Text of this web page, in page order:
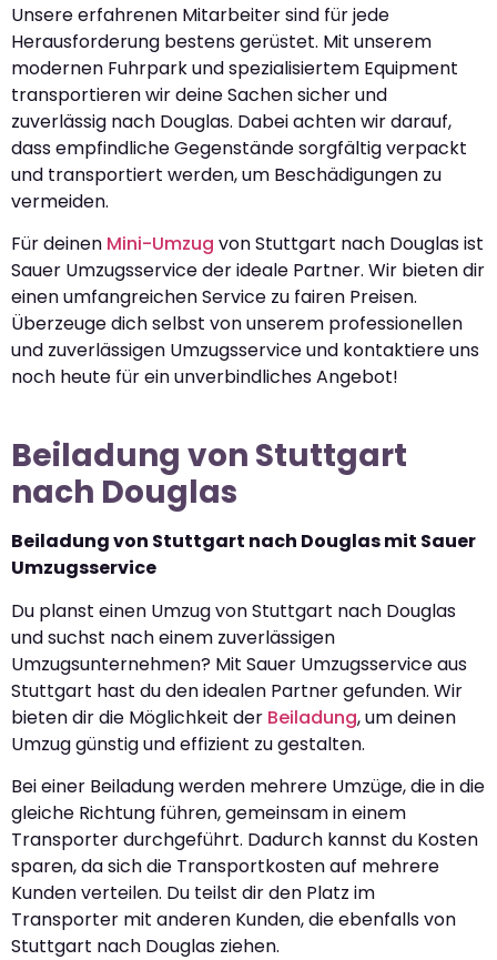
Unsere erfahrenen Mitarbeiter sind für jede
Herausforderung bestens gerüstet. Mit unserem
modernen Fuhrpark und spezialisiertem Equipment
transportieren wir deine Sachen sicher und
zuverlässig nach Douglas. Dabei achten wir darauf,
dass empfindliche Gegenstände sorgfältig verpackt
und transportiert werden, um Beschädigungen zu
vermeiden.
Für deinen Mini-Umzug von Stuttgart nach Douglas ist
Sauer Umzugsservice der ideale Partner. Wir bieten dir
einen umfangreichen Service zu fairen Preisen.
Überzeuge dich selbst von unserem professionellen
und zuverlässigen Umzugsservice und kontaktiere uns
noch heute für ein unverbindliches Angebot!
Beiladung von Stuttgart
nach Douglas
Beiladung von Stuttgart nach Douglas mit Sauer
Umzugsservice
Du planst einen Umzug von Stuttgart nach Douglas
und suchst nach einem zuverlässigen
Umzugsunternehmen? Mit Sauer Umzugsservice aus
Stuttgart hast du den idealen Partner gefunden. Wir
bieten dir die Möglichkeit der Beiladung, um deinen
Umzug günstig und effizient zu gestalten.
Bei einer Beiladung werden mehrere Umzüge, die in die
gleiche Richtung führen, gemeinsam in einem
Transporter durchgeführt. Dadurch kannst du Kosten
sparen, da sich die Transportkosten auf mehrere
Kunden verteilen. Du teilst dir den Platz im
Transporter mit anderen Kunden, die ebenfalls von
Stuttgart nach Douglas ziehen.